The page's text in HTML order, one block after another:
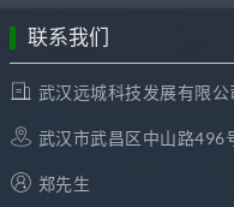
联系我们
武汉远城科技发展有限公
武汉市武昌区中山路496
郑先生